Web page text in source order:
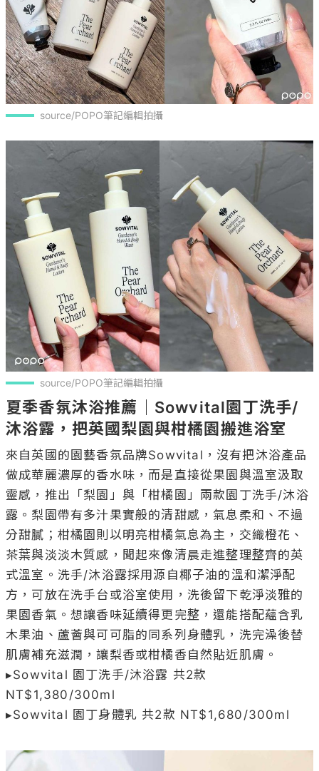
source/POPO筆記編輯拍攝
source/POPO筆記編輯拍攝
夏季香氛沐浴推薦｜Sowvital園丁洗手/
沐浴露，把英國梨園與柑橘園搬進浴室
來自英國的園藝香氛品牌Sowvital，沒有把沐浴產品
做成華麗濃厚的香水味，而是直接從果園與溫室汲取
靈感，推出「梨園」與「柑橘園」兩款園丁洗手/沐浴
露。梨園帶有多汁果實般的清甜感，氣息柔和、不過
分甜膩；柑橘園則以明亮柑橘氣息為主，交織橙花、
茶葉與淡淡木質感，聞起來像清晨走進整理整齊的英
式溫室。洗手/沐浴露採用源自椰子油的溫和潔淨配
方，可放在洗手台或浴室使用，洗後留下乾淨淡雅的
果園香氣。想讓香味延續得更完整，還能搭配蘊含乳
木果油、蘆薈與可可脂的同系列身體乳，洗完澡後替
肌膚補充滋潤，讓梨香或柑橘香自然貼近肌膚。
▸Sowvital 園丁洗手/沐浴露 共2款
NT$1,380/300ml
▸Sowvital 園丁身體乳 共2款 NT$1,680/300ml